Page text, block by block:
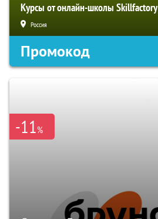
Курсы от онлайн-школы Skillfactory
Россия
Промокод
-11%